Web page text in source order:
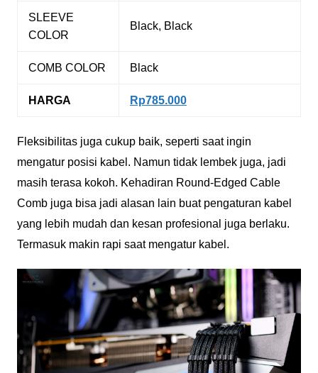
SLEEVE
COLOR
Black, Black
COMB COLOR Black
HARGA Rp785.000
Fleksibilitas juga cukup baik, seperti saat ingin
mengatur posisi kabel. Namun tidak lembek juga, jadi
masih terasa kokoh. Kehadiran Round-Edged Cable
Comb juga bisa jadi alasan lain buat pengaturan kabel
yang lebih mudah dan kesan profesional juga berlaku.
Termasuk makin rapi saat mengatur kabel.